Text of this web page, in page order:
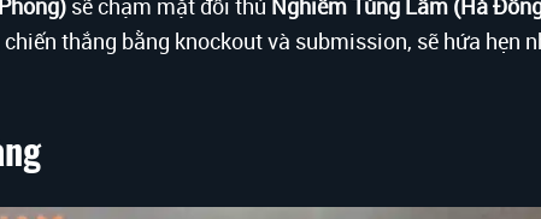
thắng bằng knockout và submission, sẽ hứa hẹn